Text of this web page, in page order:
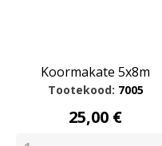
Koormakate 5x8m
Tootekood: 7005
25,00 €